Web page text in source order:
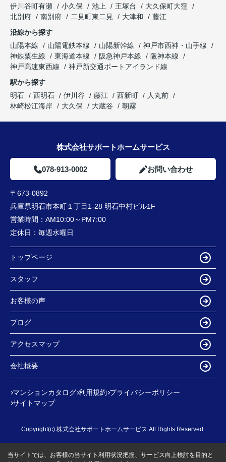
伊川谷町有瀬
小久保 池上 王塚台
大久保町大窪
北別府
南別府 二見町東二見 大津和
藤江
沿線から探す
山陽本線
山陽電鉄本線 山陽新幹線
神戸市西神・山手線
神鉄粟生線
東海道本線 阪急神戸本線
阪神本線
神戸高速東西線
神戸新交通ポートアイランド線
駅から探す
明石
西明石 伊川谷 藤江 西新町
人丸前
林崎松江海岸
大久保 大蔵谷 朝霧
株式会社サポートホームサービス
078-913-0002 お問い合わせ
〒673-0892
兵庫県明石市本町１丁目1-28 明石中村ビル1F
営業時間： AM10:00～PM7:00
定休日： 毎週水曜日
トップページ
スタッフ
お客様の声
ブログ
アクセスマップ
会社概要
マンションカタログ 利用規約 プライバシーポリシー
サイトマップ
Copyright(c) 株式会社サポートホームサービス All Rights Reserved.
当サイトでは、お客様の当サイト利用状況把握、サービス向上検討を目的と